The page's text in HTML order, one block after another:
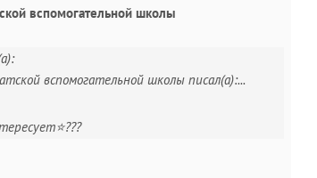
вспомогательной школы
вспомогательной школы писал(а):...